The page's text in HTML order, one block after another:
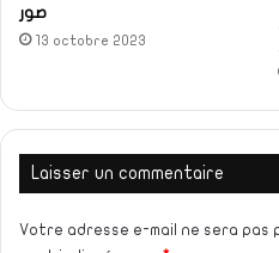
صور
13 octobre 2023
Laisser un commentaire
Votre adresse e-mail ne sera pas